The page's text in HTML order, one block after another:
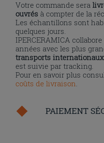
Votre commande sera
ouvrés à compter de la
Les échantillons sont
quelques jours.
IPERCERAMICA
années avec les plus
transports internationaux
est suivie par tracking.
Pour en savoir plus
coûts de livraison
PAIEMENT